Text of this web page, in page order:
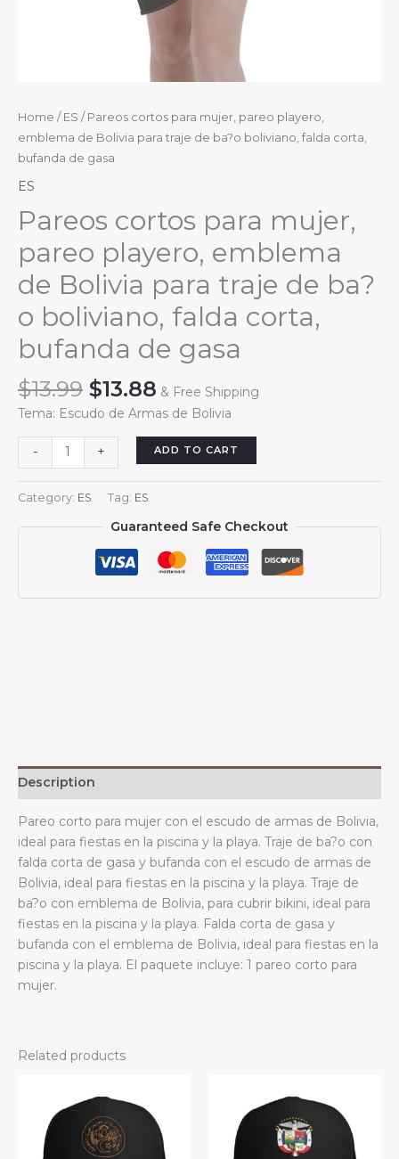
Home / ES / Pareos cortos para mujer, pareo playero,
emblema de Bolivia para traje de ba?o boliviano, falda corta,
bufanda de gasa
ES
Pareos cortos para mujer,
pareo playero, emblema
de Bolivia para traje de ba?
o boliviano, falda corta,
bufanda de gasa
$13.99 Original
price
$13.99.
$13.88 Current
price
$13.88.
& Free Shipping
Tema: Escudo de Armas de Bolivia
-
cortos
para
mujer,
pareo
corta,
bufanda
de
gasa
quantity
+ ADD TO CART
Category: ES Tag: ES
Guaranteed Safe Checkout
Description
Pareo corto para mujer con el escudo de armas de Bolivia,
ideal para fiestas en la piscina y la playa. Traje de ba?o con
falda corta de gasa y bufanda con el escudo de armas de
Bolivia, ideal para fiestas en la piscina y la playa. Traje de
ba?o con emblema de Bolivia, para cubrir bikini, ideal para
fiestas en la piscina y la playa. Falda corta de gasa y
bufanda con el emblema de Bolivia, ideal para fiestas en la
piscina y la playa. El paquete incluye: 1 pareo corto para
mujer.
Related products